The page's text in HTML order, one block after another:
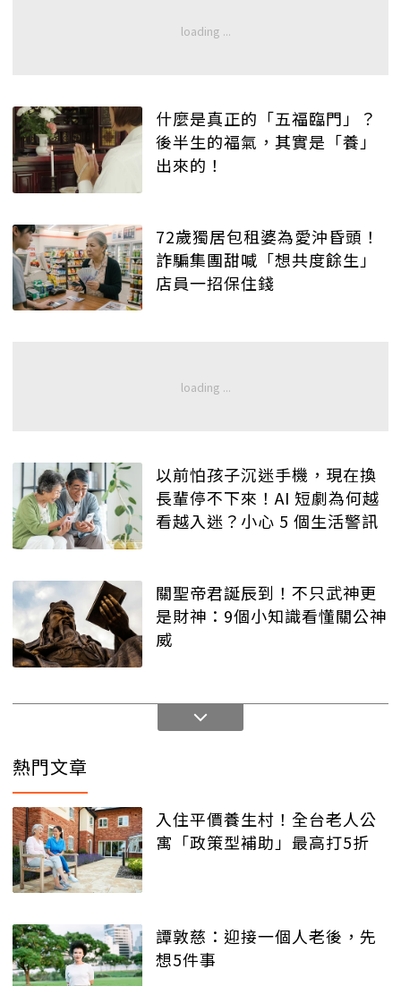
什麼是真正的「五福臨門」？
後半生的福氣，其實是「養」
出來的！
72歲獨居包租婆為愛沖昏頭！
詐騙集團甜喊「想共度餘生」
店員一招保住錢
以前怕孩子沉迷手機，現在換
長輩停不下來！AI 短劇為何越
看越入迷？小心 5 個生活警訊
關聖帝君誕辰到！不只武神更
是財神：9個小知識看懂關公神
威
熱門文章
入住平價養生村！全台老人公
寓「政策型補助」最高打5折
譚敦慈：迎接一個人老後，先
想5件事